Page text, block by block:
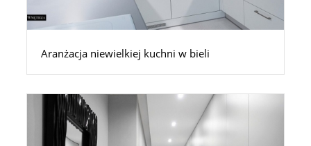
Aranżacja niewielkiej kuchni w bieli